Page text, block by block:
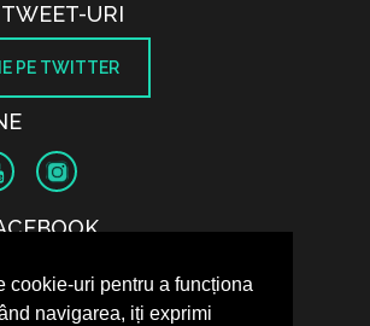
cookie-uri pentru a funcționa
navigarea, iți exprimi
URI
PE TWITTER